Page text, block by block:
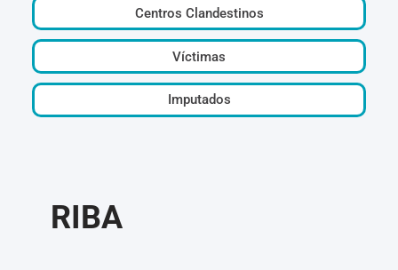
Centros Clandestinos
Víctimas
Imputados
RIBA